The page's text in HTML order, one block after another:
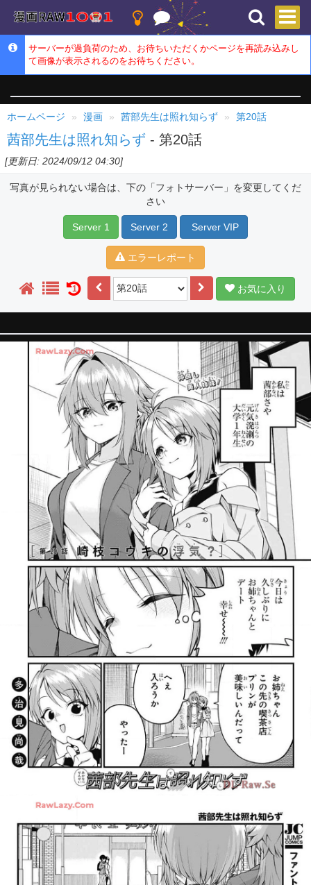
サーバーが過負荷のため、お待ちいただくかページを再読み込みし
て画像が表示されるのをお待ちください。
ホームページ 漫画 茜部先生は照れ知らず 第20話
茜部先生は照れ知らず - 第20話
[更新日: 2024/09/12 04:30]
写真が見られない場合は、下の「フォトサーバー」を変更してくだ
さい
Server 1 Server 2 Server VIP
エラーレポート
1 お気に入り